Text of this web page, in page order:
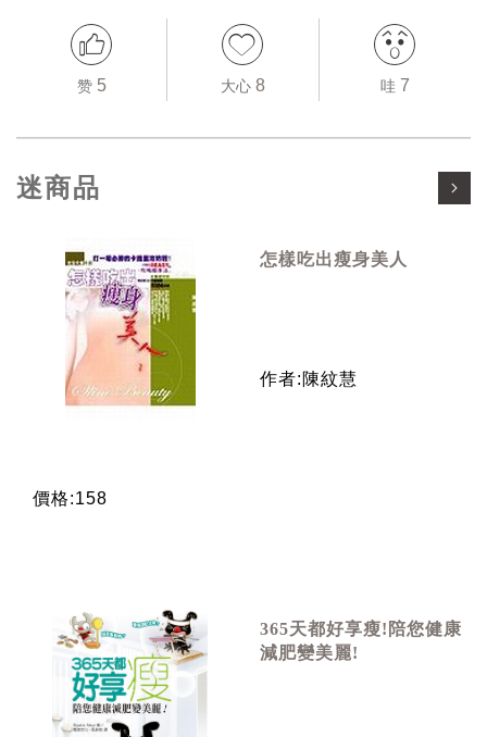
赞 5 大心 8 哇 7
迷商品
怎樣吃出瘦身美人
作者:陳紋慧
價格:158
365天都好享瘦!陪您健康
減肥變美麗!